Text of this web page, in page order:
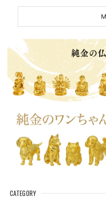
CATEGORY
¥35,800 での販